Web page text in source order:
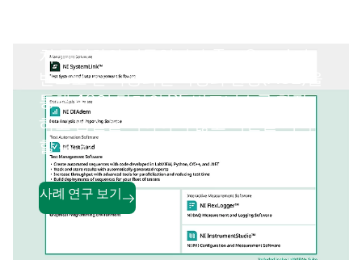
치 특성화의 기둥입니다. TestStand 기
반으로 한 자동화된 특성화 환경(ACE)을
통해 40억 달러의 RF 비즈니스를 확장
하고 품질을 저하하지 않고 혁신을 지속
할 수 있습니다.
사례 연구 보기